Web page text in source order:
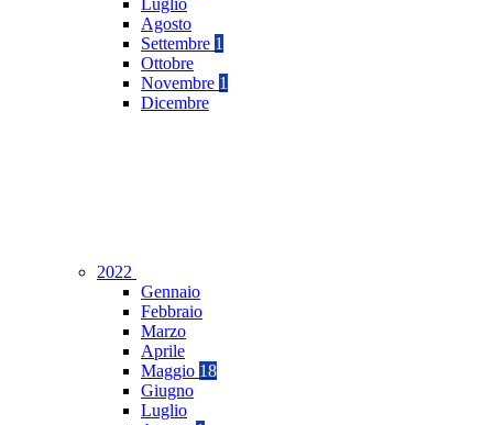
Luglio
Agosto
Settembre 1
Ottobre
Novembre 1
Dicembre
2022
Gennaio
Febbraio
Marzo
Aprile
Maggio 18
Giugno
Luglio